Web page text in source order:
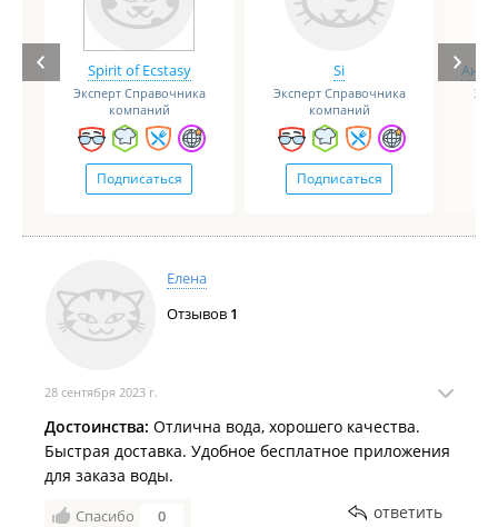
Spirit of Ecstasy
Эксперт Справочника
компаний
Подписаться
Si
Эксперт Справочника
компаний
Подписаться
Елена
Отзывов 1
28 сентября 2023 г.
Достоинства: Отлична вода, хорошего качества.
Быстрая доставка. Удобное бесплатное приложения
для заказа воды.
Спасибо 0 ответить